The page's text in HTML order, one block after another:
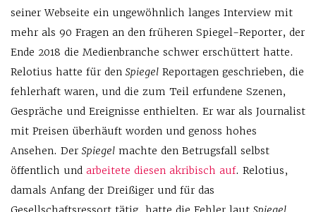
seiner Webseite ein ungewöhnlich langes Interview mit
mehr als 90 Fragen an den früheren Spiegel-Reporter, der
Ende 2018 die Medienbranche schwer erschüttert hatte.
Relotius hatte für den Spiegel Reportagen geschrieben, die
fehlerhaft waren, und die zum Teil erfundene Szenen,
Gespräche und Ereignisse enthielten. Er war als Journalist
mit Preisen überhäuft worden und genoss hohes
Ansehen. Der Spiegel machte den Betrugsfall selbst
öffentlich und arbeitete diesen akribisch auf. Relotius,
damals Anfang der Dreißiger und für das